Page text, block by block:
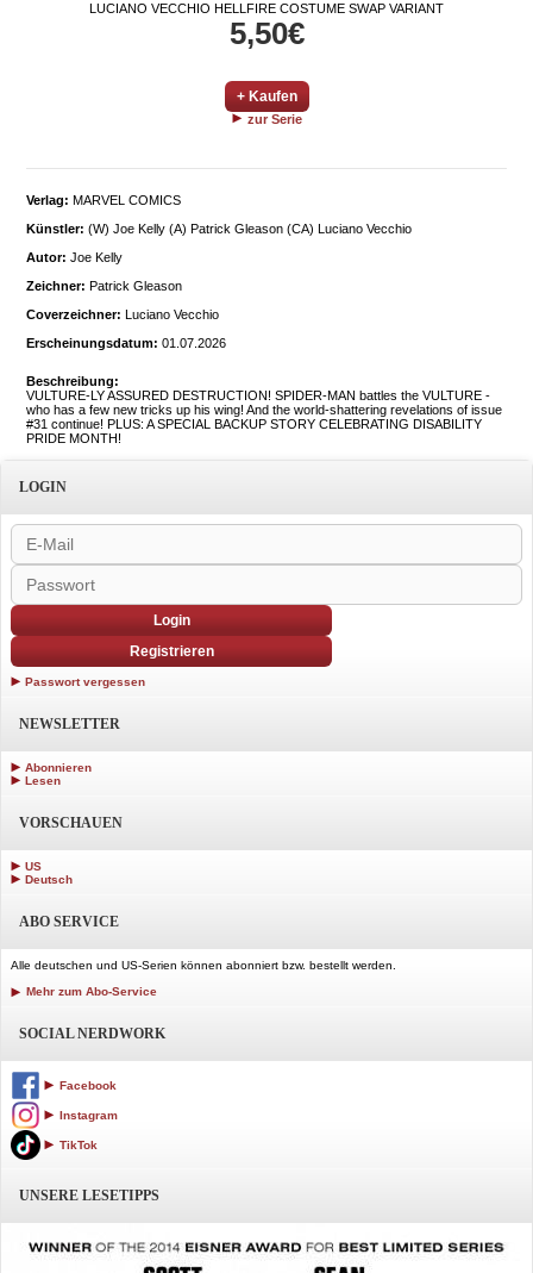
LUCIANO VECCHIO HELLFIRE COSTUME SWAP VARIANT
5,50€
+ Kaufen
zur Serie
Verlag: MARVEL COMICS
Künstler: (W) Joe Kelly (A) Patrick Gleason (CA) Luciano Vecchio
Autor: Joe Kelly
Zeichner: Patrick Gleason
Coverzeichner: Luciano Vecchio
Erscheinungsdatum: 01.07.2026
Beschreibung:
VULTURE-LY ASSURED DESTRUCTION! SPIDER-MAN battles the VULTURE -
who has a few new tricks up his wing! And the world-shattering revelations of issue
#31 continue! PLUS: A SPECIAL BACKUP STORY CELEBRATING DISABILITY
PRIDE MONTH!
LOGIN
Login
Registrieren
Passwort vergessen
NEWSLETTER
Abonnieren
Lesen
VORSCHAUEN
US
Deutsch
ABO SERVICE
Alle deutschen und US-Serien können abonniert bzw. bestellt werden.
Mehr zum Abo-Service
SOCIAL NERDWORK
Facebook
Instagram
TikTok
UNSERE LESETIPPS